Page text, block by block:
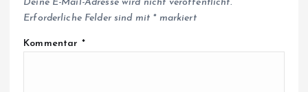
Deine E-Mail-Adresse wird nicht veröffentlicht.
Erforderliche Felder sind mit *markiert
Kommentar *